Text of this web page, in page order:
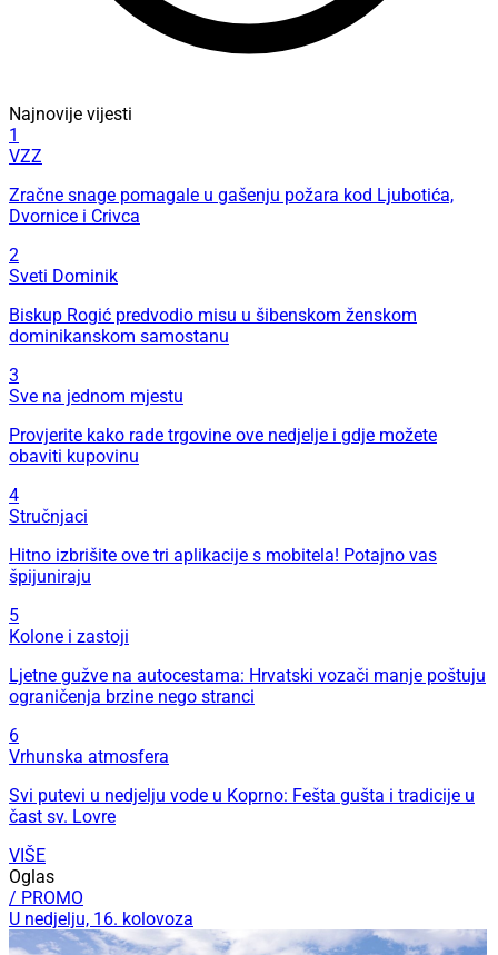
Najnovije vijesti
1
VZZ
Zračne snage pomagale u gašenju požara kod Ljubotića,
Dvornice i Crivca
2
Sveti Dominik
Biskup Rogić predvodio misu u šibenskom ženskom
dominikanskom samostanu
3
Sve na jednom mjestu
Provjerite kako rade trgovine ove nedjelje i gdje možete
obaviti kupovinu
4
Stručnjaci
Hitno izbrišite ove tri aplikacije s mobitela! Potajno vas
špijuniraju
5
Kolone i zastoji
Ljetne gužve na autocestama: Hrvatski vozači manje poštuju
ograničenja brzine nego stranci
6
Vrhunska atmosfera
Svi putevi u nedjelju vode u Koprno: Fešta gušta i tradicije u
čast sv. Lovre
VIŠE
Oglas
/ PROMO
U nedjelju, 16. kolovoza